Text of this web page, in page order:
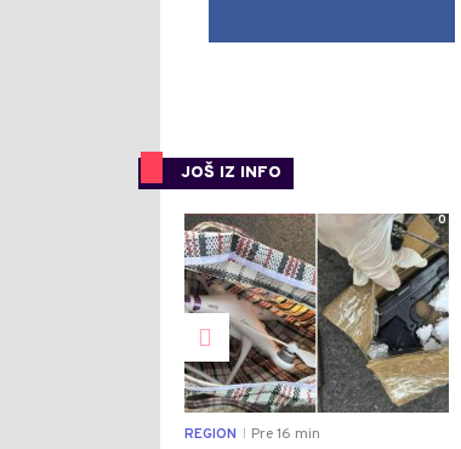
JOŠ IZ INFO
0
REGION Pre 16 min